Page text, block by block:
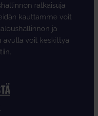
ratkaisuja
kauttamme voit
ja
avulla voit keskittyä